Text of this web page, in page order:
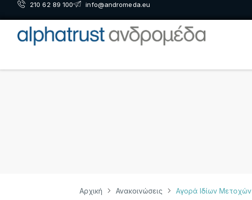
210 62 89 100 info@andromeda.eu
Αρχική Ανακοινώσεις Αγορά Ιδίων Μετοχών